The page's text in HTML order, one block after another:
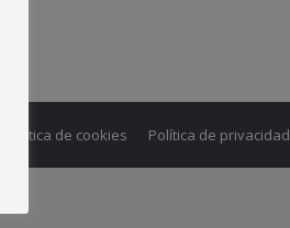
Política de cookies Política de privacidad